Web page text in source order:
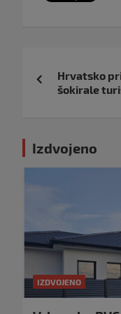
objava
Hrvatsko
šokirale
Izdvojeno
IZDVOJENO